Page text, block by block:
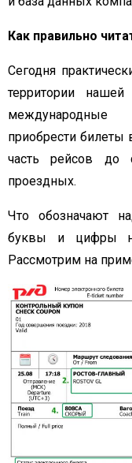
Как правильно
Сегодня
территории
приобрести
часть рейсов до
проездных.
Что обозначают
буквы и цифры на
Рассмотрим на